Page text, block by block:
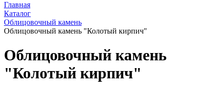
Главная
Каталог
Облицовочный камень
Облицовочный камень "Колотый кирпич"
Облицовочный камень
"Колотый кирпич"